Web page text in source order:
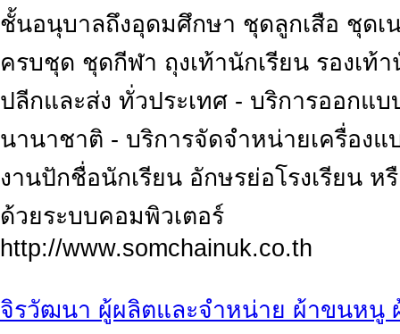
ชั้นอนุบาลถึงอุดมศึกษา ชุดลูกเสือ ชุด
ครบชุด ชุดกีฬา ถุงเท้านักเรียน รองเท้
ปลีกและส่ง ทั่วประเทศ - บริการออกแบ
นานาชาติ - บริการจัดจำหน่ายเครื่อง
งานปักชื่อนักเรียน อักษรย่อโรงเรียน
ด้วยระบบคอมพิวเตอร์
http://www.somchainuk.co.th
จิรวัฒนา ผู้ผลิตและจำหน่าย ผ้าขนหนู